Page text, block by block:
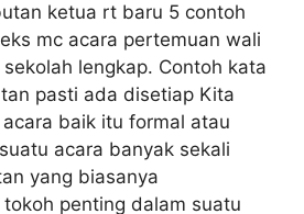
ketua rt baru 5 contoh
mc acara pertemuan wali
lengkap. Contoh kata
pasti ada disetiap Kita
baik itu formal atau
acara banyak sekali
yang biasanya
penting dalam suatu